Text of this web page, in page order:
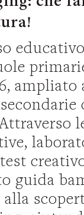
ampliato
guida
alla